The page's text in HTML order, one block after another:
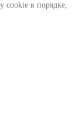
cookie в порядке,